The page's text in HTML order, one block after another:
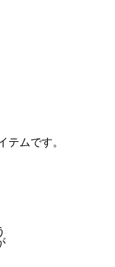
ムです。